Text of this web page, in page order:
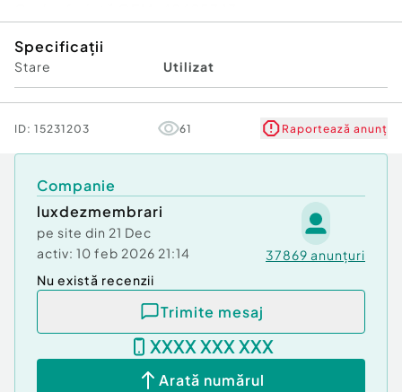
a6420300103
Garanție
Specificații
Stare Utilizat
ID: 15231203 61 Raportează anunț
Companie
luxdezmembrari
pe site din 21 Dec
activ: 10 feb 2026 21:14 37869 anunțuri
Nu există recenzii
Trimite mesaj
XXXX XXX XXX
Arată numărul